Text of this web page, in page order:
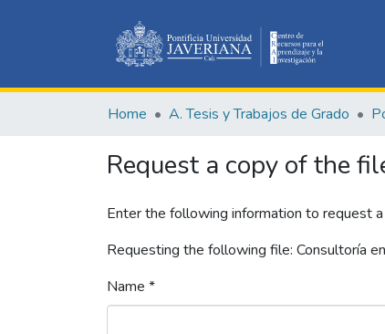
Home A. Tesis y Trabajos de Grado
Request a copy of the
Enter the following information to request
Requesting the following file: Consultoría
Name *